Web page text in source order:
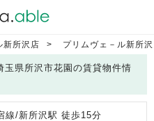
新所沢店 プリムヴェ－ル新所
県所沢市花園の賃貸物件情
線/新所沢駅 徒歩15分